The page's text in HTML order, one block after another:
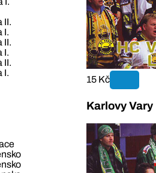
II.
I.
II.
I.
II.
I.
15 Kč
Karlovy